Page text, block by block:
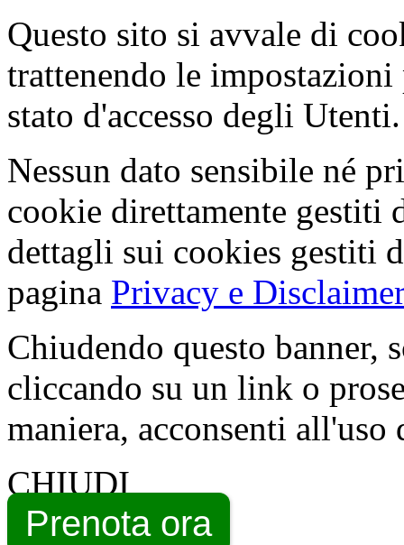
Questo sito si avvale di
trattenendo le
stato d'accesso degli Utenti.
Nessun dato sensibile né
cookie direttamente gestiti
dettagli sui cookies gestiti
pagina Privacy e Disclaimer
Chiudendo questo banner,
cliccando su un link o
maniera, acconsenti all'uso
CHIUDI
Prenota ora